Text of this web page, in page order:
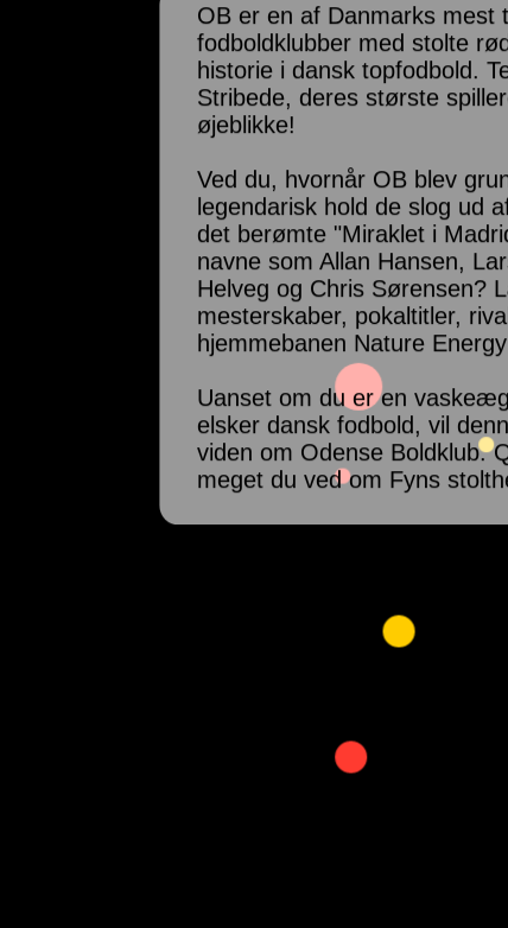
OB er en af Danmarks mest
fodboldklubber med stolte
historie i dansk topfodbold.
Stribede, deres største
øjeblikke!
Ved du, hvornår OB blev
legendarisk hold de slog ud
det berømte "Miraklet i
navne som Allan Hansen,
Helveg og Chris Sørensen?
mesterskaber, pokaltitler,
hjemmebanen Nature
Uanset om du er en
elsker dansk fodbold, vil
viden om Odense Boldklub.
meget du ved om Fyns